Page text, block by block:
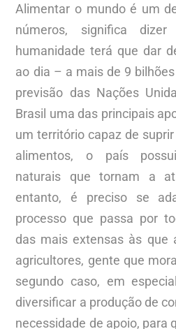
Alimentar o mundo é um
números, significa
humanidade terá que dar
ao dia – a mais de 9
previsão das Nações
Brasil uma das principais
um território capaz de
alimentos, o país
naturais que tornam a
entanto, é preciso se
processo que passa por
das mais extensas às que
agricultores, gente que
segundo caso, em
diversificar a produção de
necessidade de apoio, para